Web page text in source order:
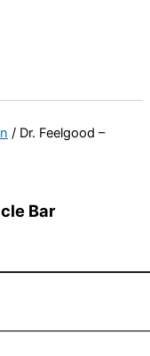
/ Dr. Feelgood –
Bar